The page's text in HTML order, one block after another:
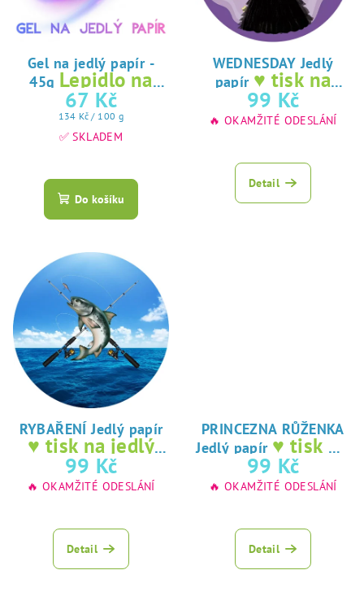
Gel na jedlý papír -
45g Lepidlo na
jedlý papír
67 Kč
Měrná
cena:
134 Kč / 100 g
✅ SKLADEM
hodnocení
produktu
5
hvězdiček.
Do košíku
WEDNESDAY Jedlý
papír ♥ tisk na
jedlý papír
99 Kč
🔥 OKAMŽITÉ ODESLÁNÍ
Detail
RYBAŘENÍ Jedlý papír
♥ tisk na jedlý
papír
99 Kč
🔥 OKAMŽITÉ ODESLÁNÍ
Detail
PRINCEZNA RŮŽENKA
Jedlý papír ♥ tisk na
jedlý papír
99 Kč
🔥 OKAMŽITÉ ODESLÁNÍ
Detail